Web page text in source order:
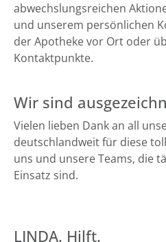
abwechslungsreichen
und unserem persönlichen
der Apotheke vor Ort oder
Kontaktpunkte.
Wir sind
Vielen lieben Dank an all
deutschlandweit für diese
uns und unsere Teams, die
Einsatz sind.
LINDA. Hilft.